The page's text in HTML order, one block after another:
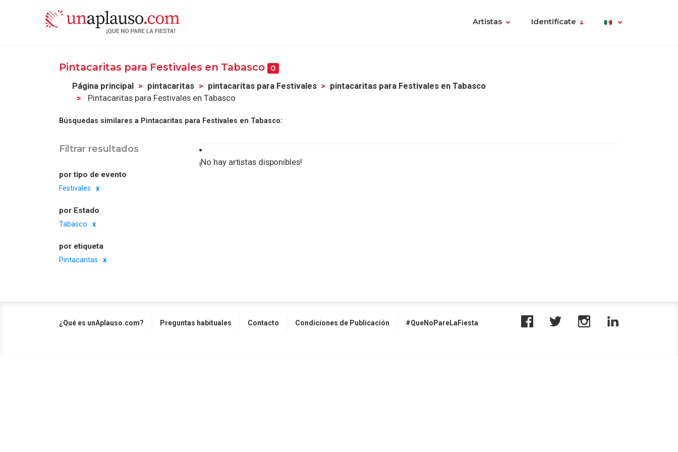
Artistas Identifícate
Pintacaritas para Festivales en Tabasco 0
Página principal pintacaritas pintacaritas para Festivales
pintacaritas para Festivales en Tabasco
Pintacaritas para Festivales en Tabasco
Búsquedas similares a Pintacaritas para Festivales en Tabasco:
Filtrar resultados
por tipo de evento
Festivales
por Estado
Tabasco
por etiqueta
Pintacaritas
¡No hay artistas disponibles!
¿Qué es unAplauso.com? Preguntas habituales Contacto Condiciones de Publicación #QueNoPareLaFiesta